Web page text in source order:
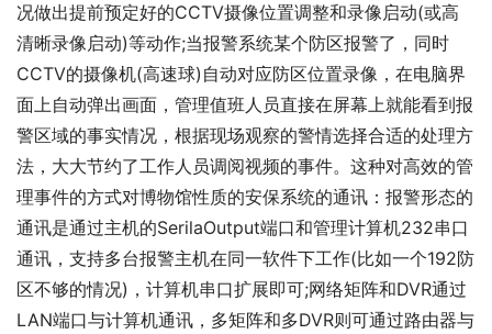
况做出提前预定好的CCTV摄像位置调整和录像启动(或高
清晰录像启动)等动作;当报警系统某个防区报警了，同时
CCTV的摄像机(高速球)自动对应防区位置录像，在电脑界
面上自动弹出画面，管理值班人员直接在屏幕上就能看到报
警区域的事实情况，根据现场观察的警情选择合适的处理方
法，大大节约了工作人员调阅视频的事件。这种对高效的管
理事件的方式对博物馆性质的安保系统的通讯：报警形态的
通讯是通过主机的SerilaOutput端口和管理计算机232串口
通讯，支持多台报警主机在同一软件下工作(比如一个192防
区不够的情况)，计算机串口扩展即可;网络矩阵和DVR通过
LAN端口与计算机通讯，多矩阵和多DVR则可通过路由器与